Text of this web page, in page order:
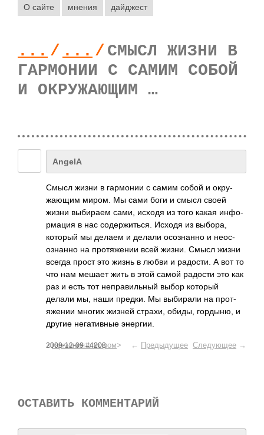
О сайте мнения дайджест
... / ... / СМЫСЛ ЖИЗНИ В
ГАРМОНИИ С САМИМ СОБОЙ
И ОКРУЖАЮЩИМ …
AngelA
Смысл жизни в гарм­онии с самим собой и окру­
жающим миром. Мы сами боги и смысл своей
жизни выби­раем сами, исходя из того какая инфо­
рмация в нас соде­ржит­ься. Исходя из выбора,
который мы делаем и делали осоз­нанно и неос­
озна­нно на прот­яжении всей жизни. Смысл жизни
всегда прост это жизнь в любви и радо­сти. А вот то
что нам мешает жить в этой самой радости это как
раз и есть тот непр­авил­ьный выбор который
делали мы, наши предки. Мы выби­рали на прот­
яжении многих жизней страхи, обиды, горд­ыню, и
другие нега­тивные энер­гии.
2009-12-09 #4208
<гармония с миром> ← Предыдущее Следующее →
ОСТАВИТЬ КОММЕНТАРИЙ